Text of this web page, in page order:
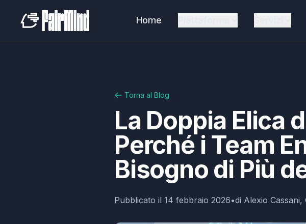
Home
Torna al Blog
La Doppia Elica
Perché i Team
Bisogno di Più
Pubblicato il 14 febbraio 2026•di Alexio Cassani,